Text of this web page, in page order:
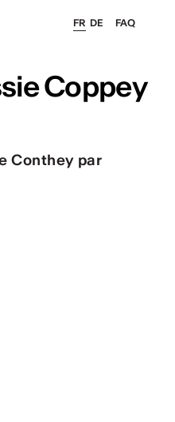
FAQ
FR DE
Coppey
Coppey
Conthey par